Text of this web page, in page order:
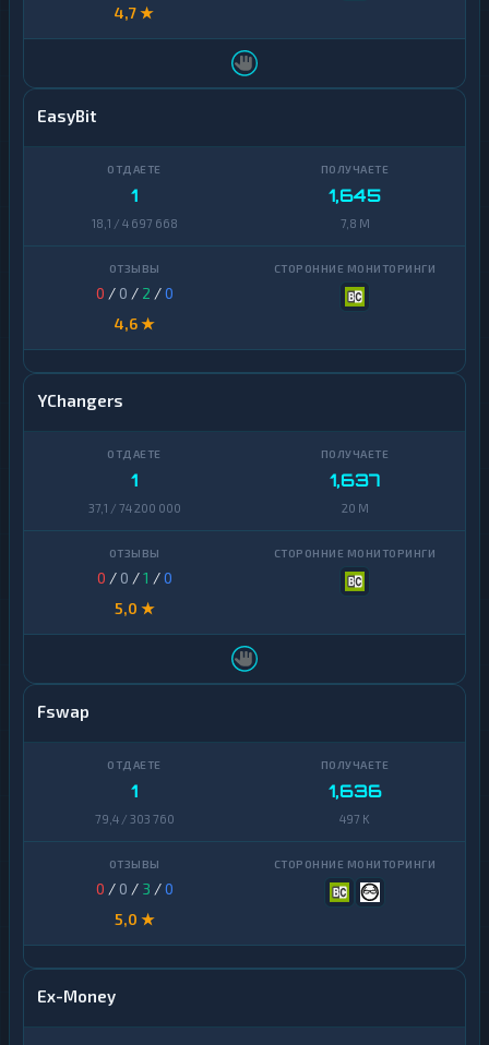
4,7 ★
EasyBit
1
18,1 / 4 697 668
1,645
7,8 M
0 / 0 / 2 /0
4,6 ★
YChangers
1
37,1 / 74 200 000
1,637
20 M
0 / 0 /1 /0
5,0 ★
Fswap
1
79,4 / 303 760
1,636
497 K
0 / 0 / 3 /0
5,0 ★
Ex-Money